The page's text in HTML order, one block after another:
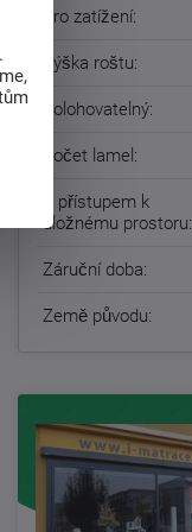
Pro zatížení:
Výška roštu:
Polohovatelný:
Počet lamel:
S přístupem k
úložnému prostoru:
Záruční doba:
Země původu: